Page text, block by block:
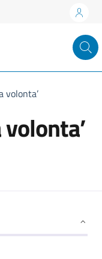
volonta’